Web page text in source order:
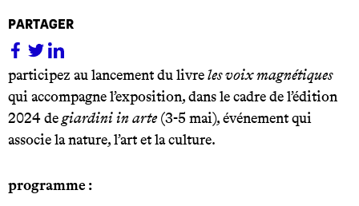
partager
participez au lancement du livreles voix magnétiques
qui accompagne l’exposition, dans le cadre de l’édition
2024 degiardini in arte(3-5 mai), événement qui
associe la nature, l’art et la culture.
programme :